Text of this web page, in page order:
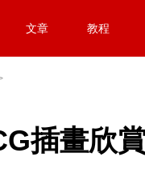
文章 教程
插畫欣